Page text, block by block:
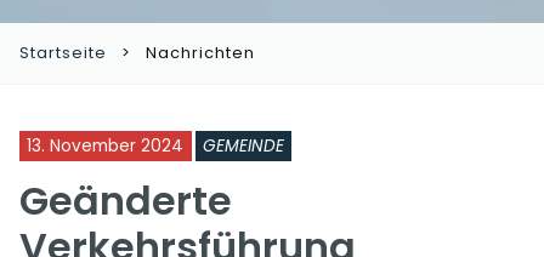
Startseite Nachrichten
13. November 2024 GEMEINDE
Geänderte